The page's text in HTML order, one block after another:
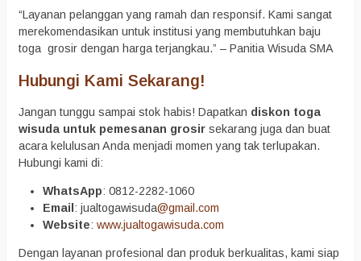
“Layanan pelanggan yang ramah dan responsif. Kami sangat
merekomendasikan untuk institusi yang membutuhkan baju
toga grosir dengan harga terjangkau.” – Panitia Wisuda SMA
Hubungi Kami Sekarang!
Jangan tunggu sampai stok habis! Dapatkan diskon toga
wisuda untuk pemesanan grosir sekarang juga dan buat
acara kelulusan Anda menjadi momen yang tak terlupakan.
Hubungi kami di:
WhatsApp: 0812-2282-1060
Email : jualtogawisuda@gmail.com
Website: www.jualtogawisuda.com
Dengan layanan profesional dan produk berkualitas, kami siap